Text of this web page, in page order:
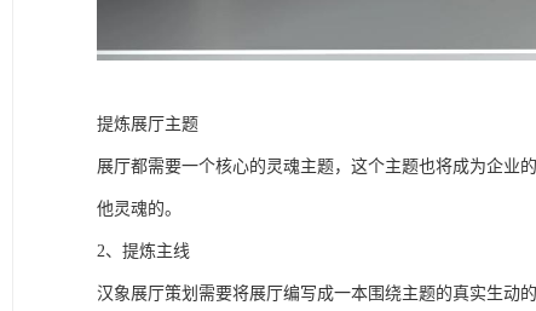
提炼展厅主题
展厅都需要一个核心的灵魂主题，这个主题也将成为企业
他灵魂的。
2、提炼主线
汉象展厅策划需要将展厅编写成一本围绕主题的真实生动